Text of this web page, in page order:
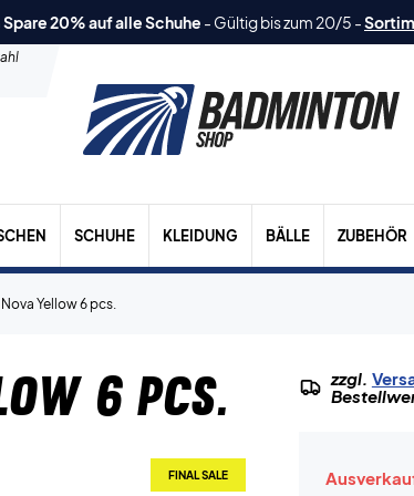
Spare 20% auf alle Schuhe - Gültig bis zum 20/5 -
SCHUHE KLEIDUNG BÄLLE ZUBEHÖR
Yellow 6 pcs.
6 pcs.
FINAL SALE
zzgl.